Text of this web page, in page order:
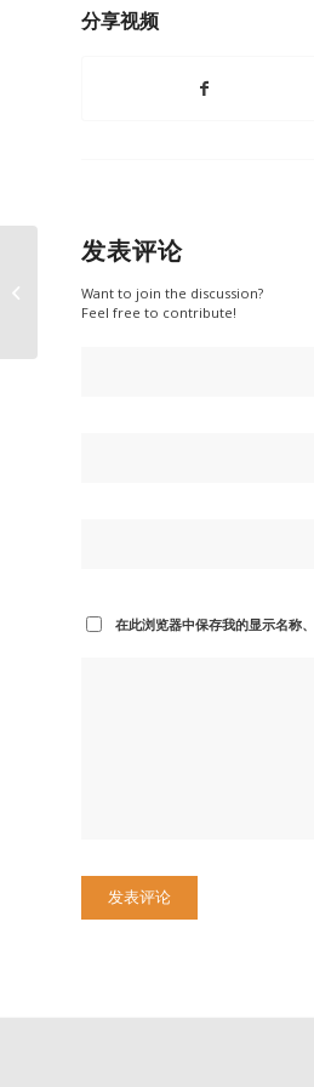
分享视频
发表评论
Want to join the discussion?
Feel free to contribute!
在此浏览器中保存我的显示名称
实现价值的开始